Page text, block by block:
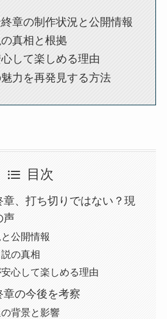
章の制作状況と公開情報
真相と根拠
して楽しめる理由
力を再発見する方法
目次
章、打ち切りではない？現
声
公開情報
の真相
心して楽しめる理由
章の今後を考察
背景と影響